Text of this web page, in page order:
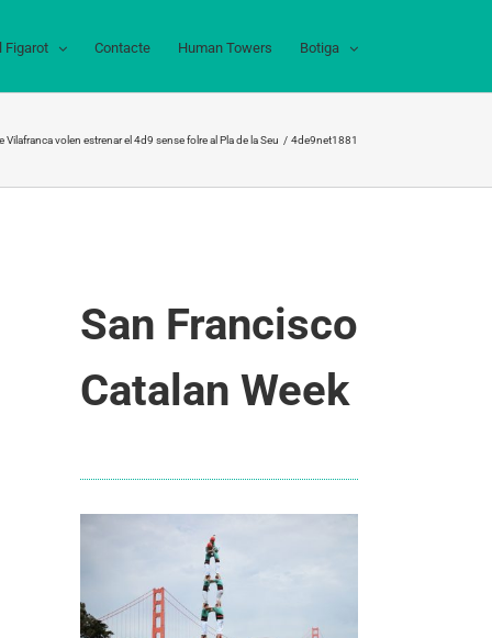
Figarot Contacte Human Towers Botiga
Vilafranca volen estrenar el 4d9 sense folre al Pla de la Seu 4de9net1881
San Francisco
Catalan Week